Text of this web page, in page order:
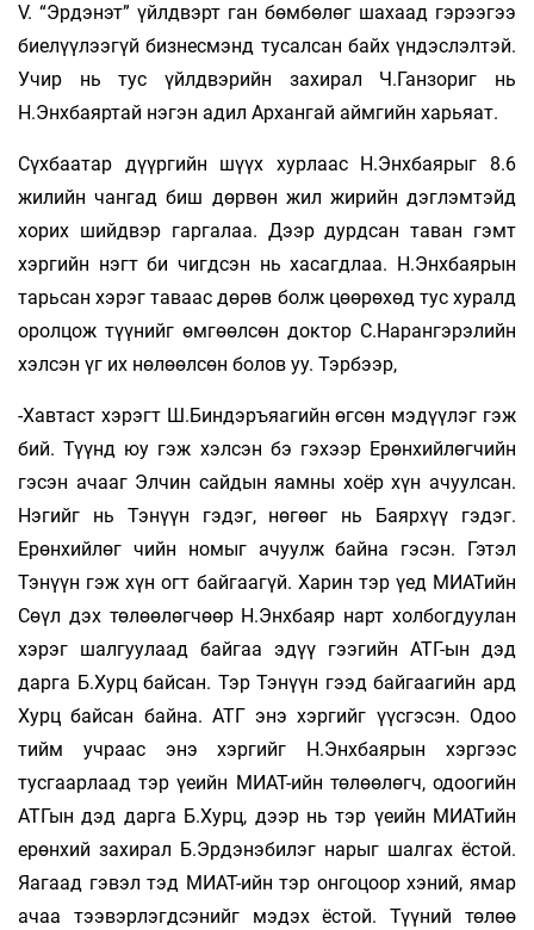
V. “Эрдэнэт” үйлдвэрт ган бөмбөлөг шахаад гэрээгээ
биелүүлээгүй бизнесмэнд тусалсан байх үндэслэлтэй.
Учир нь тус үйлдвэрийн захирал Ч.Ганзориг нь
Н.Энхбаяртай нэгэн адил Архангай аймгийн харьяат.
Сүхбаатар дүүргийн шүүх хурлаас Н.Энхбаярыг 8.6
жилийн чангад биш дөрвөн жил жирийн дэглэмтэйд
хорих шийдвэр гаргалаа. Дээр дурдсан таван гэмт
хэргийн нэгт би­ чигдсэн нь хасагдлаа. Н.Энхбаярын
тарьсан хэрэг таваас дөрөв болж цөөрөхөд тус хуралд
оролцож түүнийг өмгөөлсөн доктор С.Нарангэрэлийн
хэлсэн үг их нөлөөлсөн болов уу. Тэрбээр,
-Хавтаст хэрэгт Ш.Биндэръяагийн өгсөн мэдүүлэг гэж
бий. Түүнд юу гэж хэлсэн бэ гэхээр Ерөнхийлөгчийн
гэсэн ачааг Элчин сайдын яамны хоёр хүн ачуулсан.
Нэгийг нь Тэнүүн гэдэг, нөгөөг нь Баярхүү гэдэг.
Ерөнхийлөг­ чийн номыг ачуулж байна гэсэн. Гэтэл
Тэнүүн гэж хүн огт байгаагүй. Харин тэр үед МИАТийн
Сөүл дэх төлөөлөгчөөр Н.Энхбаяр нарт холбогдуулан
хэрэг шалгуулаад байгаа эдүү­ гээгийн АТГ-ын дэд
дарга Б.Хурц байсан. Тэр Тэнүүн гээд байгаагийн ард
Хурц байсан байна. АТГ энэ хэргийг үүсгэсэн. Одоо
тийм учраас энэ хэргийг Н.Энхбаярын хэргээс
тусгаарлаад тэр үеийн МИАТ-ийн төлөөлөгч, одоогийн
АТГын дэд дарга Б.Хурц, дээр нь тэр үеийн МИАТийн
ерөнхий захирал Б.Эрдэнэбилэг нарыг шалгах ёстой.
Яагаад гэвэл тэд МИАТ-ийн тэр онгоцоор хэний, ямар
ачаа тээвэрлэгдсэнийг мэдэх ёстой. Түүний төлөө